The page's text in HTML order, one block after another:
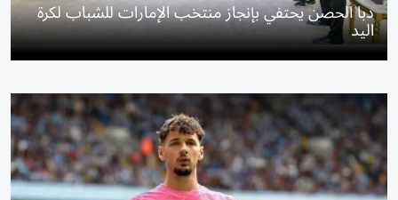
دبا الحصن يحتفي بإنجاز منتخب الإمارات للشباب لكرة
اليد